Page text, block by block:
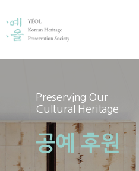
Preserving Our
Cultural Heritage
공예 후원
Preserving Our
Cultural Heritage
예올×샤넬